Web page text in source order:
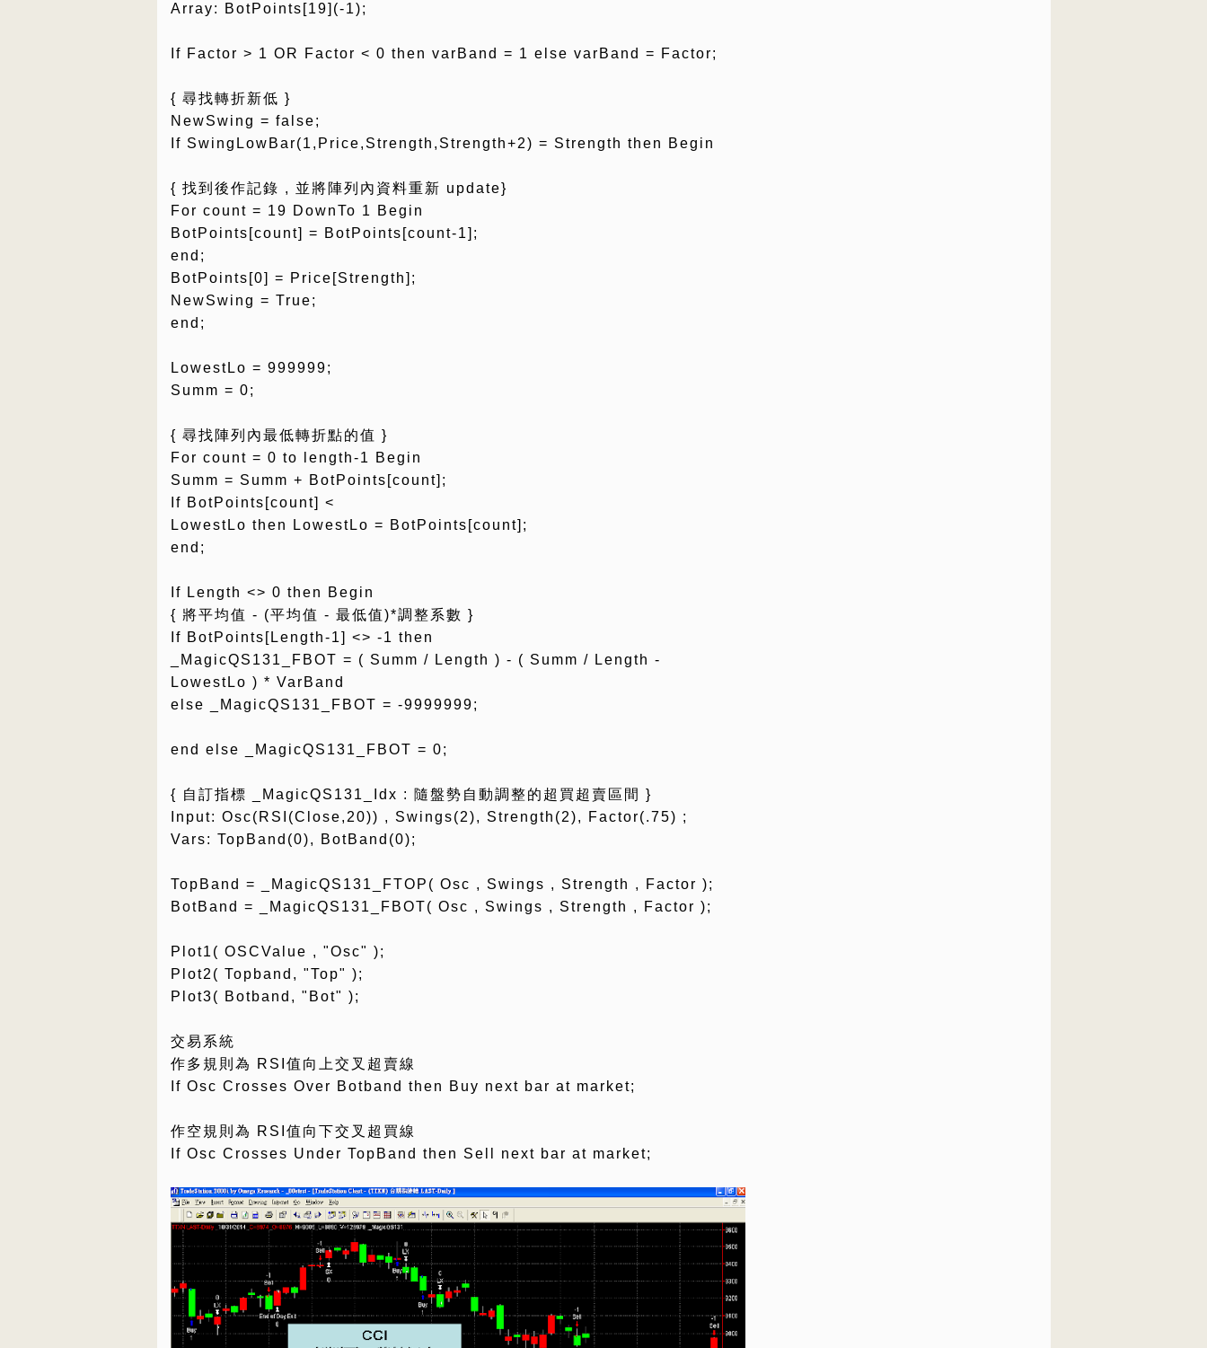
Array: BotPoints[19](-1);
If Factor > 1 OR Factor < 0 then varBand = 1 else varBand = Factor;
{ 尋找轉折新低 }
NewSwing = false;
If SwingLowBar(1,Price,Strength,Strength+2) = Strength then Begin
{ 找到後作記錄 , 並將陣列內資料重新 update}
For count = 19 DownTo 1 Begin
BotPoints[count] = BotPoints[count-1];
end;
BotPoints[0] = Price[Strength];
NewSwing = True;
end;
LowestLo = 999999;
Summ = 0;
{ 尋找陣列內最低轉折點的值 }
For count = 0 to length-1 Begin
Summ = Summ + BotPoints[count];
If BotPoints[count] <
LowestLo then LowestLo = BotPoints[count];
end;
If Length <> 0 then Begin
{ 將平均值 - (平均值 - 最低值)*調整系數 }
If BotPoints[Length-1] <> -1 then
_MagicQS131_FBOT = ( Summ / Length ) - ( Summ / Length -
LowestLo ) * VarBand
else _MagicQS131_FBOT = -9999999;
end else _MagicQS131_FBOT = 0;
{ 自訂指標 _MagicQS131_Idx : 隨盤勢自動調整的超買超賣區間 }
Input: Osc(RSI(Close,20)) , Swings(2), Strength(2), Factor(.75) ;
Vars: TopBand(0), BotBand(0);
TopBand = _MagicQS131_FTOP( Osc , Swings , Strength , Factor );
BotBand = _MagicQS131_FBOT( Osc , Swings , Strength , Factor );
Plot1( OSCValue , "Osc" );
Plot2( Topband, "Top" );
Plot3( Botband, "Bot" );
交易系統
作多規則為 RSI值向上交叉超賣線
If Osc Crosses Over Botband then Buy next bar at market;
作空規則為 RSI值向下交叉超買線
If Osc Crosses Under TopBand then Sell next bar at market;